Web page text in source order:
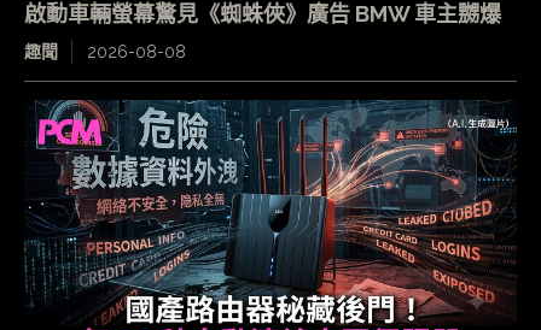
啟動車輛螢幕驚見《蜘蛛俠》廣告 BMW 車主嬲爆
趣聞 2026-08-08